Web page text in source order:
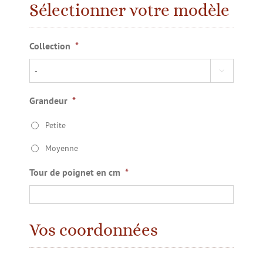
Sélectionner votre modèle
Collection *

Grandeur *
Petite
Moyenne
Tour de poignet en cm *
Vos coordonnées